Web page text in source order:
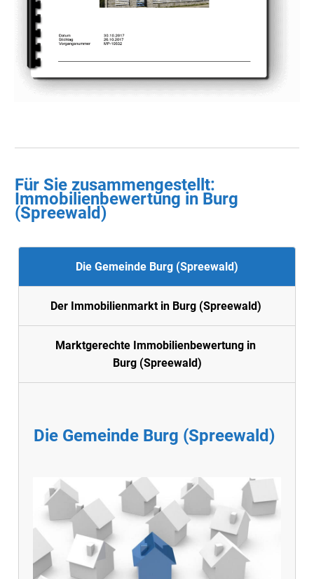
Für Sie zusammengestellt :
Immobilienbewertung in Burg
(Spreewald)
Die Gemeinde Burg (Spreewald)
Der Immobilienmarkt in Burg (Spreewald)
Marktgerechte Immobilienbewertung in
Burg (Spreewald)
Die Gemeinde Burg (Spreewald)